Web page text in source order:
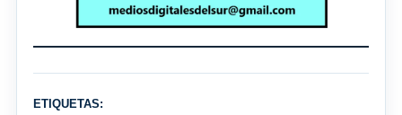
ETIQUETAS: